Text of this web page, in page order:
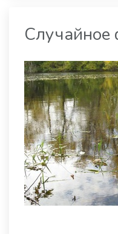
Случайное